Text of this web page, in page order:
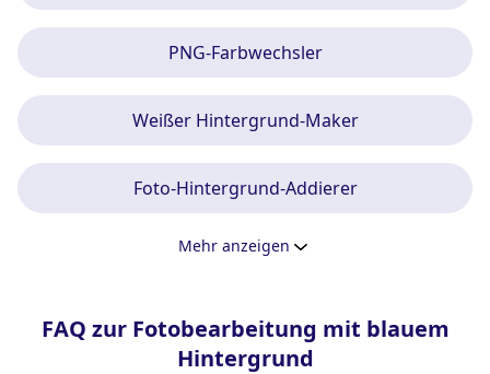
PNG-Farbwechsler
Weißer Hintergrund-Maker
Foto-Hintergrund-Addierer
Mehr anzeigen
FAQ zur Fotobearbeitung mit blauem
Hintergrund